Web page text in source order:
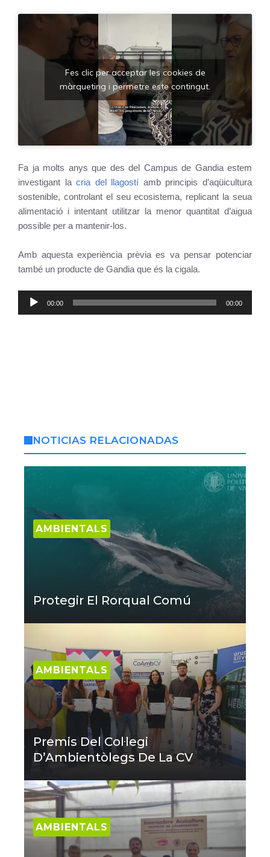
Fes clic per acceptar les cookies de
màrqueting i permetre este contingut.
Fa ja molts anys que des del Campus de Gandia estem
investigant lacria del llagostí amb principis d’aqüicultura
sostenible, controlant el seu ecosistema, replicant la seua
alimentació i intentant utilitzar la menor quantitat d’aigua
possible per a mantenir-los.
Amb aquesta experiència prèvia es va pensar potenciar
també un producte de Gandia que és la cigala.
Audio
Player
00:00 00:00
NOTICIAS RELACIONADAS
AMBIENTALS
Protegir El Rorqual Comú
AMBIENTALS
Premis Del Col·legi
D’Ambientòlegs De La CV
AMBIENTALS